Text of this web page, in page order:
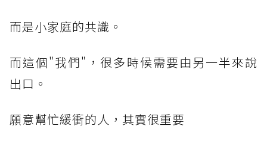
而是小家庭的共識。
而這個"我們"，很多時候需要由另一半來說
出口。
願意幫忙緩衝的人，其實很重要